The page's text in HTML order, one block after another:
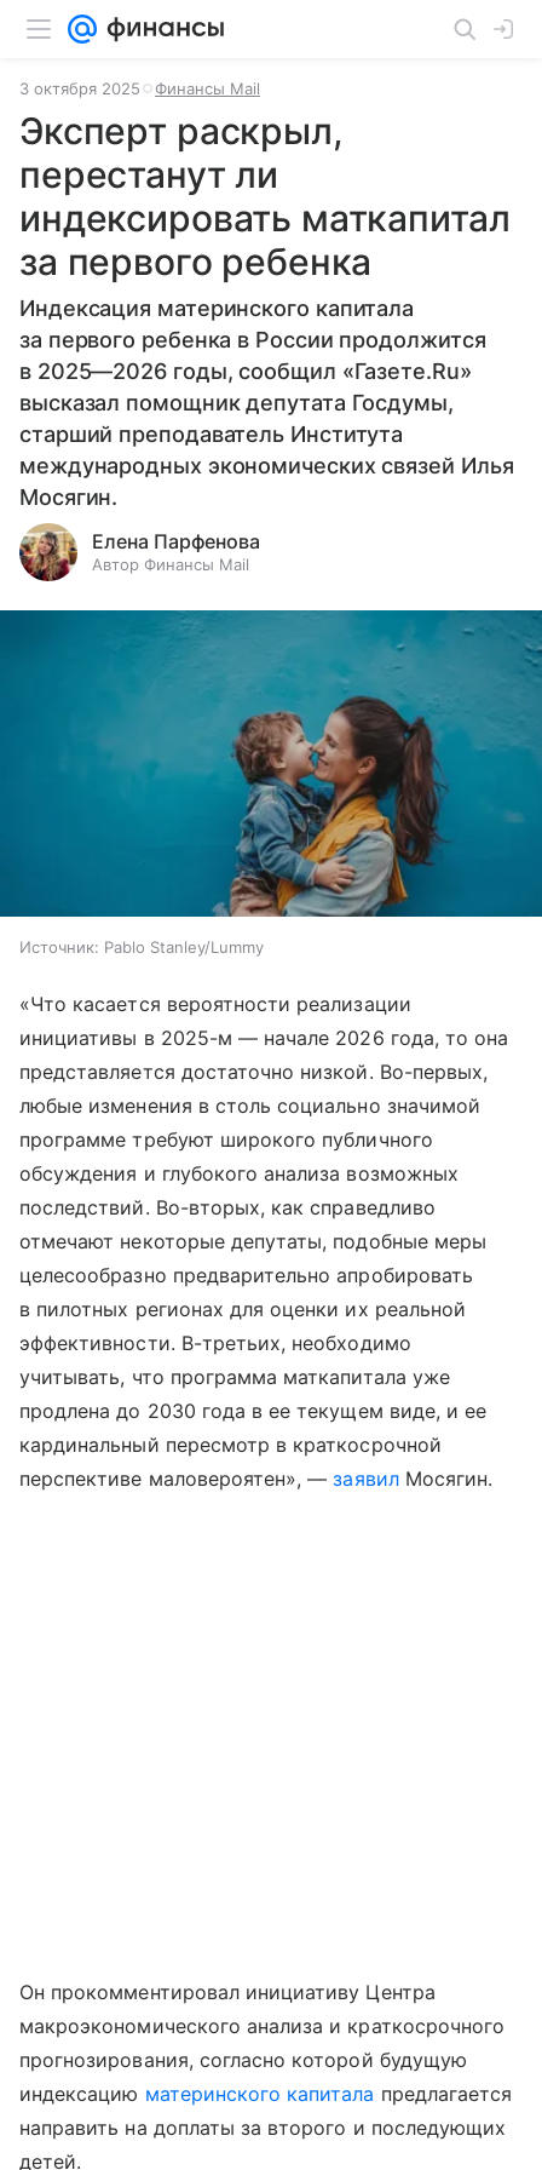
3 октября 2025 Финансы Mail
Эксперт раскрыл,
перестанут ли
индексировать маткапитал
за первого ребенка
Индексация материнского капитала
за первого ребенка в России продолжится
в 2025—2026 годы, сообщил «Газете.Ru»
высказал помощник депутата Госдумы,
старший преподаватель Института
международных экономических связей Илья
Мосягин.
Елена Парфенова
Автор Финансы Mail
Источник: Pablo Stanley/Lummy
«Что касается вероятности реализации
инициативы в 2025-м — начале 2026 года, то она
представляется достаточно низкой. Во-первых,
любые изменения в столь социально значимой
программе требуют широкого публичного
обсуждения и глубокого анализа возможных
последствий. Во-вторых, как справедливо
отмечают некоторые депутаты, подобные меры
целесообразно предварительно апробировать
в пилотных регионах для оценки их реальной
эффективности. В-третьих, необходимо
учитывать, что программа маткапитала уже
продлена до 2030 года в ее текущем виде, и ее
кардинальный пересмотр в краткосрочной
перспективе маловероятен», —заявилМосягин.
Он прокомментировал инициативу Центра
макроэкономического анализа и краткосрочного
прогнозирования, согласно которой будущую
индексацию материнского капитала предлагается
направить на доплаты за второго и последующих
детей.